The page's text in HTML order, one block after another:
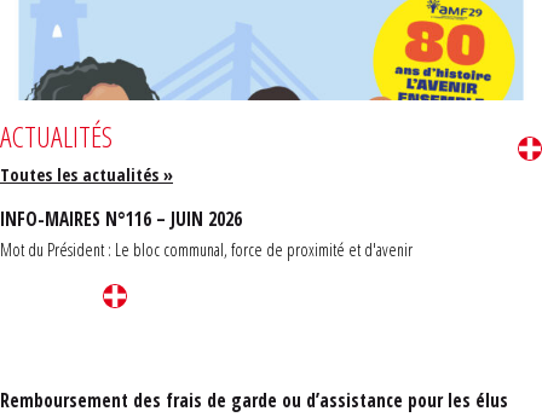
ACTUALITÉS
Toutes les actualités »
INFO-MAIRES N°116 – JUIN 2026
Mot du Président : Le bloc communal, force de proximité et d'avenir
Remboursement des frais de garde ou d’assistance pour les élus